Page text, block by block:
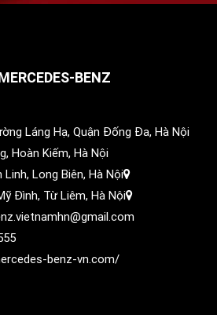
BENZ
Láng Hạ, Quận Đống Đa, Hà Nội
Hoàn Kiếm, Hà Nội
Long Biên, Hà Nội
Đình, Từ Liêm, Hà Nội
benz-vn.com/